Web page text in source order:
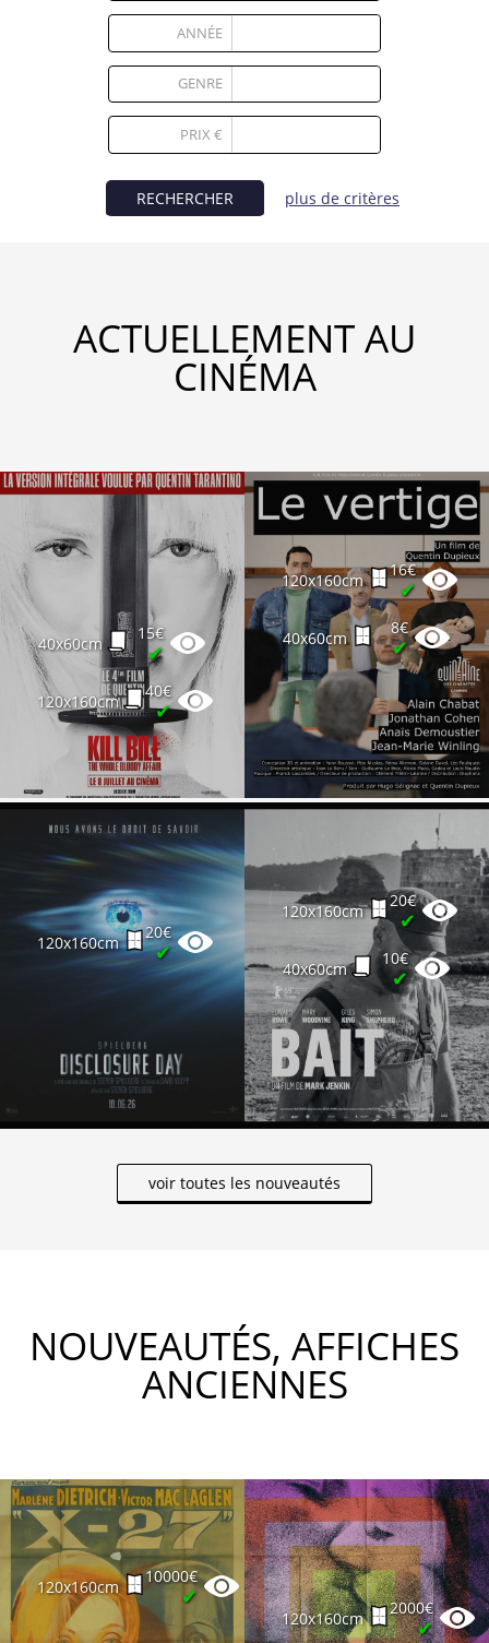
ANNÉE
GENRE
PRIX €
RECHERCHER plus de critères
ACTUELLEMENT AU
CINÉMA
40x60cm
15€
✔
120x160cm
40€
✔
120x160cm
16€
✔
40x60cm
8€
✔
120x160cm
20€
✔
120x160cm
20€
✔
40x60cm
10€
✔
voir toutes les nouveautés
NOUVEAUTÉS, AFFICHES
ANCIENNES
120x160cm
10000€
✔
120x160cm
2000€
✔